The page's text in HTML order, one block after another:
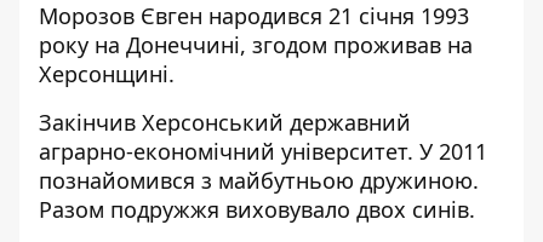
Морозов Євген народився 21 січня 1993
року на Донеччині, згодом проживав на
Херсонщині.
Закінчив Херсонський державний
аграрно-економічний університет. У 2011
познайомився з майбутньою дружиною.
Разом подружжя виховувало двох синів.